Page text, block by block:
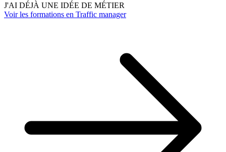
J'AI DÉJÀ UNE IDÉE DE MÉTIER
Voir les formations en Traffic manager